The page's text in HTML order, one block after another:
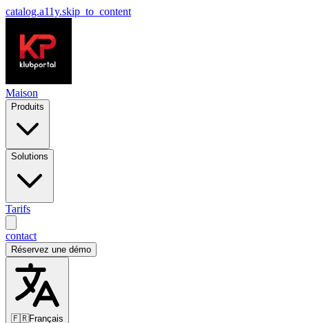
catalog.a11y.skip_to_content
Maison
Produits
Solutions
Tarifs
contact
Réservez une démo
🇫🇷Français